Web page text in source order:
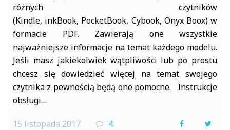
różnych czytników
(Kindle, inkBook, PocketBook, Cybook, Onyx Boox) w
formacie PDF. Zawierają one wszystkie
najważniejsze informacje na temat każdego modelu.
Jeśli masz jakiekolwiek wątpliwości lub po prostu
chcesz się dowiedzieć więcej na temat swojego
czytnika z pewnością będą one pomocne. Instrukcje
obsługi…
15 listopada 2017 4
F